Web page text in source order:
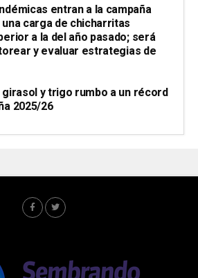
entran a la campaña
carga de chicharritas
a la del año pasado; será
y evaluar estrategias de
y trigo rumbo a un récord
2025/26